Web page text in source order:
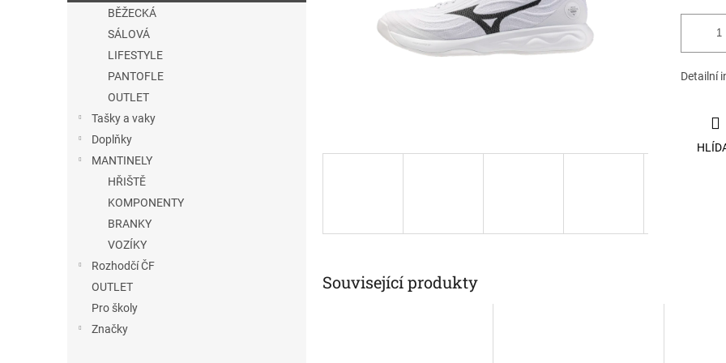
BĚŽECKÁ
SÁLOVÁ
LIFESTYLE
PANTOFLE
OUTLET
Tašky a vaky
Doplňky
MANTINELY
HŘIŠTĚ
KOMPONENTY
BRANKY
VOZÍKY
Rozhodčí ČF
OUTLET
Pro školy
Značky
Detailní
Související produkty